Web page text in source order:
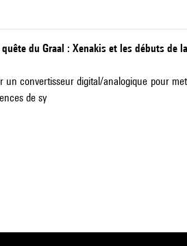
du Graal : Xenakis et les débuts de
convertisseur digital/analogique pour
de sy